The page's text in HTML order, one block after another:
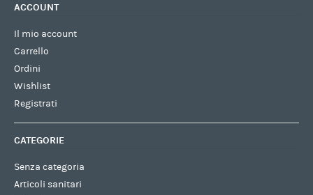
ACCOUNT
Il mio account
Carrello
Ordini
Wishlist
Registrati
CATEGORIE
Senza categoria
Articoli sanitari